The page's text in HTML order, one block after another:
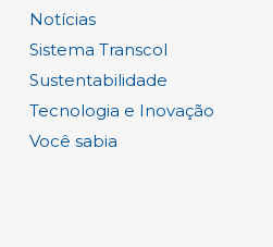
Notícias
Sistema Transcol
Sustentabilidade
Tecnologia e Inovação
Você sabia